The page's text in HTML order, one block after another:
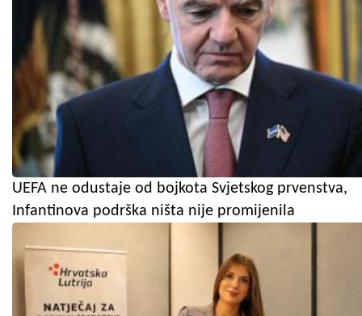
UEFA ne odustaje od bojkota Svjetskog prvenstva,
Infantinova podrška ništa nije promijenila